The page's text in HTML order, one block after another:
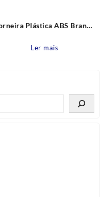
Plástica ABS Branca
Tigre
Ler mais